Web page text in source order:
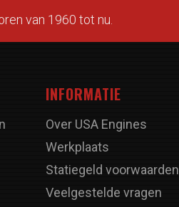
van 1960 tot nu.
INFORMATIE
Over USA Engines
Werkplaats
Statiegeld voorwaarden
Veelgestelde vragen